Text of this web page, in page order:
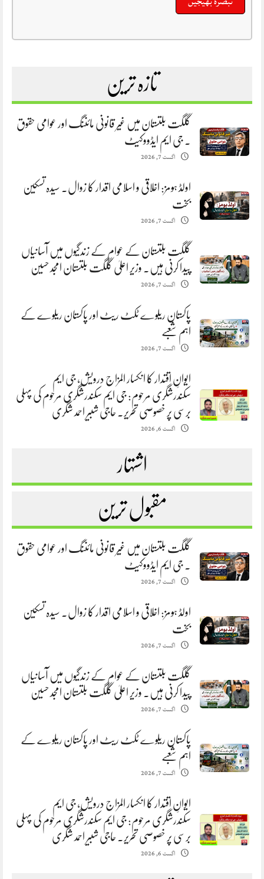
تازہ ترین
گلگت بلتستان میں غیر قانونی مائننگ اور عوامی حقوق
. جی ایم ایڈووکیٹ
اگست 7, 2026
اولڈ ہومز: اخلاقی و اسلامی اقدار کا زوال. سیدہ تسکین
بخت
اگست 7, 2026
گلگت بلتستان کے عوام کے زندگیوں میں آسانیاں
پیدا کرنی ہیں. وزیر اعلیٰ گلگت بلتستان امجد حسین
اگست 7, 2026
پاکستان ریلوے ٹکٹ ریٹ اور پاکستان ریلوے کے
اہم شعبے
اگست 7, 2026
ایوانِ اقتدار کا انکسار المزاج درویش، جی ایم
سکندرشگری مرحوم: جی ایم سکندرشگری مرحوم کی پہلی
برسی پر خصوصی تحریر. حاجی شبیر احمد شگری
اگست 6, 2026
اشتہار
مقبول ترین
گلگت بلتستان میں غیر قانونی مائننگ اور عوامی حقوق
. جی ایم ایڈووکیٹ
اگست 7, 2026
اولڈ ہومز: اخلاقی و اسلامی اقدار کا زوال. سیدہ تسکین
بخت
اگست 7, 2026
گلگت بلتستان کے عوام کے زندگیوں میں آسانیاں
پیدا کرنی ہیں. وزیر اعلیٰ گلگت بلتستان امجد حسین
اگست 7, 2026
پاکستان ریلوے ٹکٹ ریٹ اور پاکستان ریلوے کے
اہم شعبے
اگست 7, 2026
ایوانِ اقتدار کا انکسار المزاج درویش، جی ایم
سکندرشگری مرحوم: جی ایم سکندرشگری مرحوم کی پہلی
برسی پر خصوصی تحریر. حاجی شبیر احمد شگری
اگست 6, 2026